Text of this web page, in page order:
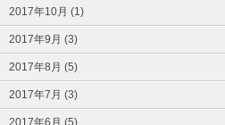
2017年10月 (1)
2017年9月 (3)
2017年8月 (5)
2017年7月 (3)
2017年6月 (5)